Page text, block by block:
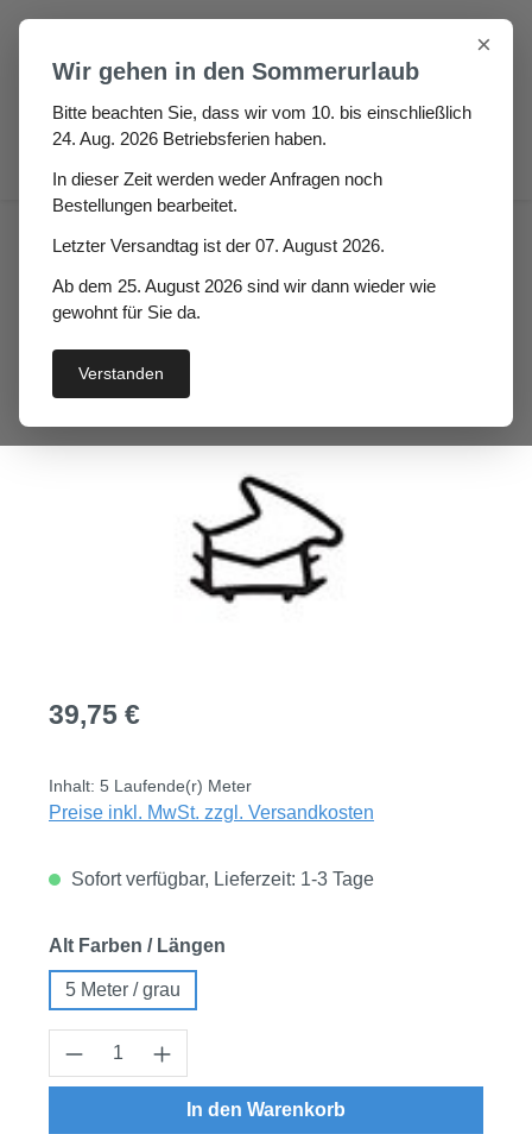
Zum Hauptinhalt springen
Haus
Fenster- / Türprofile
Stahlzargendichtung Daniel
Regulärer Preis:
39,75 €
Inhalt: 5 Laufende(r) Meter
Preise inkl. MwSt. zzgl. Versandkosten
Sofort verfügbar, Lieferzeit: 1-3 Tage
Alt Farben / Längen
5 Meter / grau
Produkt Anzahl: Gib den gewünschten
In den Warenkorb
×
Wir gehen in den Sommerurlaub
Bitte beachten Sie, dass wir vom 10. bis einschließlich
24. Aug. 2026 Betriebsferien haben.
In dieser Zeit werden weder Anfragen noch
Bestellungen bearbeitet.
Letzter Versandtag ist der 07. August 2026.
Ab dem 25. August 2026 sind wir dann wieder wie
gewohnt für Sie da.
Verstanden